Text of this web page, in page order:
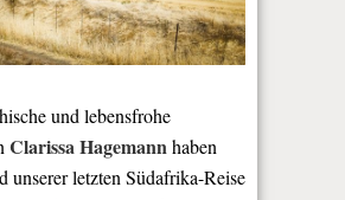
und lebensfrohe
Clarissa Hagemann haben
unserer letzten Südafrika-Reise